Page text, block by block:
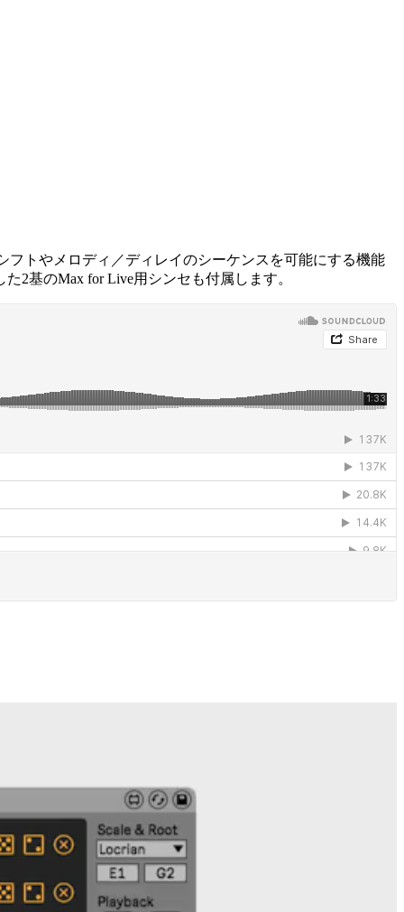
フトやメロディ／ディレイのシーケンスを可能にする機能
2基のMax for Live用シンセも付属します。